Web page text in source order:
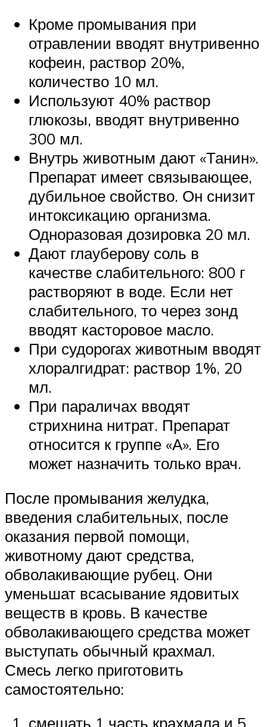
Кроме промывания при
отравлении вводят внутривенно
кофеин, раствор 20%,
количество 10 мл.
Используют 40% раствор
глюкозы, вводят внутривенно
300 мл.
Внутрь животным дают «Танин».
Препарат имеет связывающее,
дубильное свойство. Он снизит
интоксикацию организма.
Одноразовая дозировка 20 мл.
Дают глауберову соль в
качестве слабительного: 800 г
растворяют в воде. Если нет
слабительного, то через зонд
вводят касторовое масло.
При судорогах животным вводят
хлоралгидрат: раствор 1%, 20
мл.
При параличах вводят
стрихнина нитрат. Препарат
относится к группе «А». Его
может назначить только врач.
После промывания желудка,
введения слабительных, после
оказания первой помощи,
животному дают средства,
обволакивающие рубец. Они
уменьшат всасывание ядовитых
веществ в кровь. В качестве
обволакивающего средства может
выступать обычный крахмал.
Смесь легко приготовить
самостоятельно:
смешать 1 часть крахмала и 5